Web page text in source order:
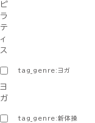
ピ
ラ
テ
ィ
ス
tag_genre:ヨガ
ヨ
ガ
tag_genre:新体操